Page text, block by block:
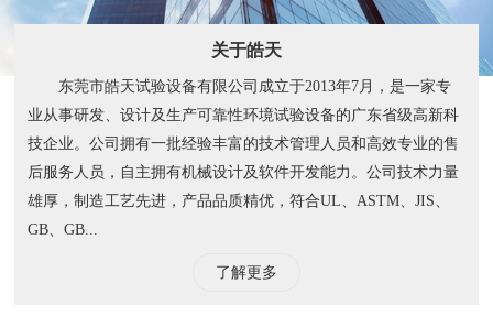
关于皓天
东莞市皓天试验设备有限公司成立于2013年7月，是一家专
业从事研发、设计及生产可靠性环境试验设备的广东省级高新科
技企业。公司拥有一批经验丰富的技术管理人员和高效专业的售
后服务人员，自主拥有机械设计及软件开发能力。公司技术力量
雄厚，制造工艺先进，产品品质精优，符合UL、ASTM、JIS、
GB、GB...
了解更多